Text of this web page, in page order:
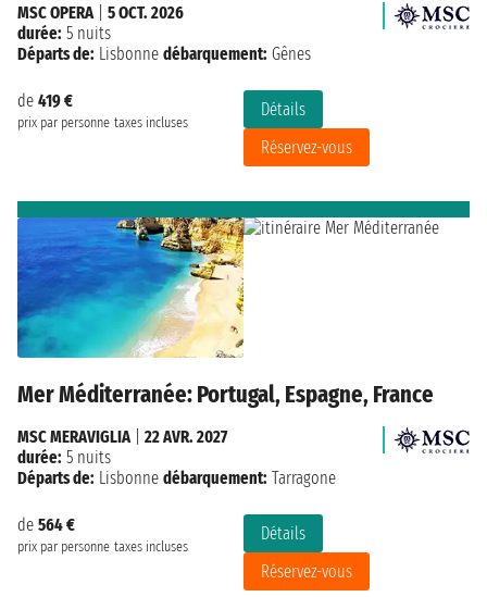
de 419 €
prix par personne taxes incluses
Détails
Réservez-vous
MSC OPERA
5 OCT. 2026
durée: 5 nuits
Départs de: Lisbonne débarquement: Gênes
Mer Méditerranée: Portugal, Espagne, France
de 564 €
prix par personne taxes incluses
Détails
Réservez-vous
MSC MERAVIGLIA| 22 AVR. 2027
durée: 5 nuits
Départs de: Lisbonne débarquement: Tarragone